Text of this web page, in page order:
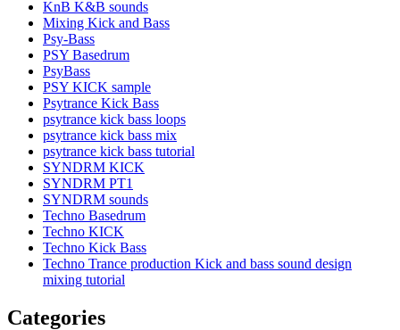
KnB K&B sounds
Mixing Kick and Bass
Psy-Bass
PSY Basedrum
PsyBass
PSY KICK sample
Psytrance Kick Bass
psytrance kick bass loops
psytrance kick bass mix
psytrance kick bass tutorial
SYNDRM KICK
SYNDRM PT1
SYNDRM sounds
Techno Basedrum
Techno KICK
Techno Kick Bass
Techno Trance production Kick and bass sound design
mixing tutorial
Categories